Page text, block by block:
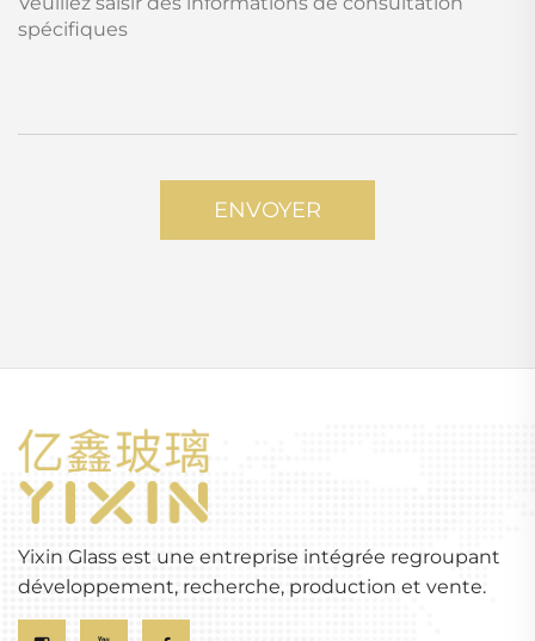
ENVOYER
Yixin Glass est une entreprise intégrée regroupant
développement, recherche, production et vente.